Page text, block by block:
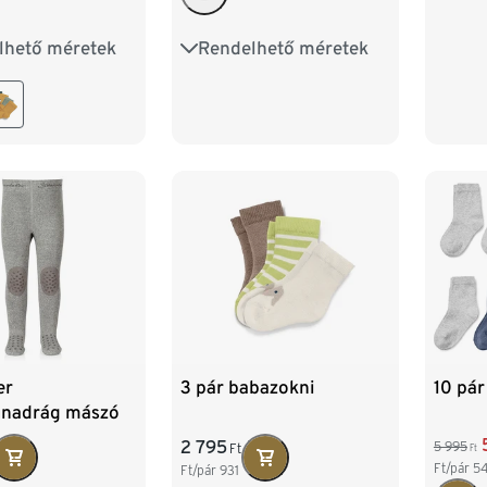
méretek
27-30 31-34 Rendelhető méretek
23-26 27-30 31-34
mászó
3 pár babazokni
2 795 Ft
Ft/pár931
10
5 995 Ft
Ft/pár